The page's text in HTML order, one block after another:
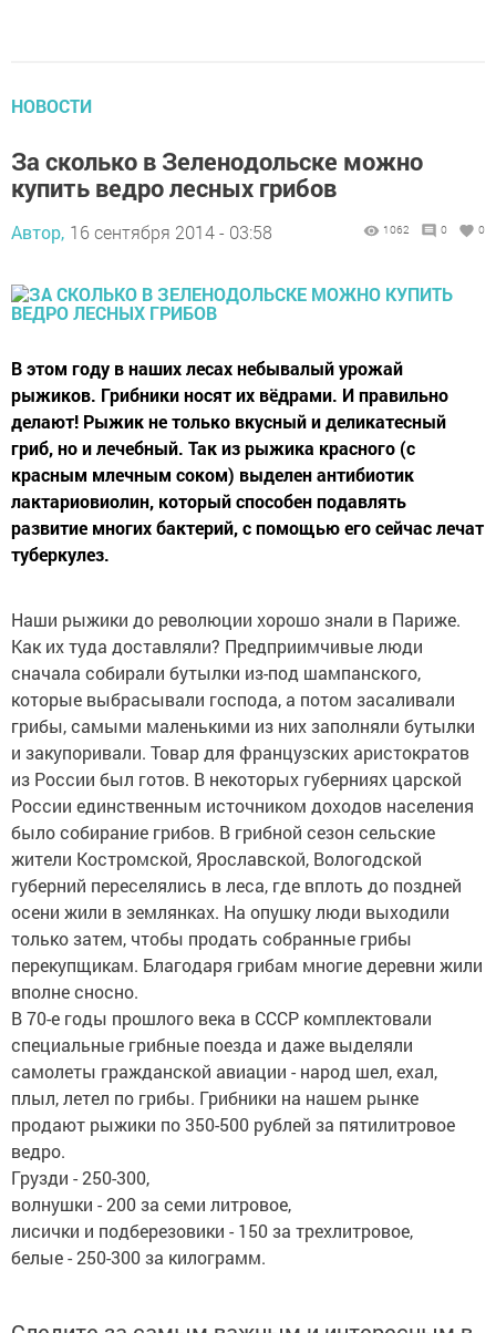
НОВОСТИ
За сколько в Зеленодольске можно
купить ведро лесных грибов
Автор, 16 сентября 2014 - 03:58 1062 0 0
В этом году в наших лесах небывалый урожай
рыжиков. Грибники носят их вёдрами. И правильно
делают! Рыжик не только вкусный и деликатесный
гриб, но и лечебный. Так из рыжика красного (с
красным млечным соком) выделен антибиотик
лактариовиолин, который способен подавлять
развитие многих бактерий, с помощью его сейчас лечат
туберкулез.
Наши рыжики до революции хорошо знали в Париже.
Как их туда доставляли? Предприимчивые люди
сначала собирали бутылки из-под шампанского,
которые выбрасывали господа, а потом засаливали
грибы, самыми маленькими из них заполняли бутылки
и закупоривали. Товар для французских аристократов
из России был готов. В некоторых губерниях царской
России единственным источником доходов населения
было собирание грибов. В грибной сезон сельские
жители Костромской, Ярославской, Вологодской
губерний переселялись в леса, где вплоть до поздней
осени жили в землянках. На опушку люди выходили
только затем, чтобы продать собранные грибы
перекупщикам. Благодаря грибам многие деревни жили
вполне сносно.
В 70-е годы прошлого века в СССР комплектовали
специальные грибные поезда и даже выделяли
самолеты гражданской авиации - народ шел, ехал,
плыл, летел по грибы. Грибники на нашем рынке
продают рыжики по 350-500 рублей за пятилитровое
ведро.
Грузди - 250-300,
волнушки - 200 за семи литровое,
лисички и подберезовики - 150 за трехлитровое,
белые - 250-300 за килограмм.